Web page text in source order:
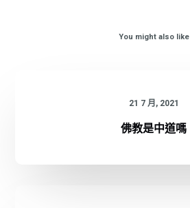
You might also like
21 7 月, 2021
佛教是中道嗎